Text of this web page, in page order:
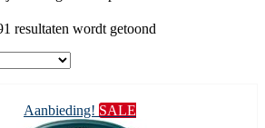
resultaten wordt getoond
Aanbieding! SALE